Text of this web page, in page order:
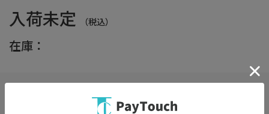
入荷未定 （税込）
在庫：
在庫がありません